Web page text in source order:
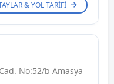
& YOL TARIFI
No:52/b Amasya